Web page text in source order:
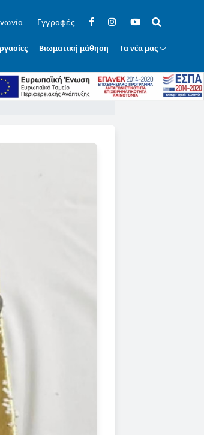
Εγγραφές
Βιωματική μάθηση Τα νέα μας